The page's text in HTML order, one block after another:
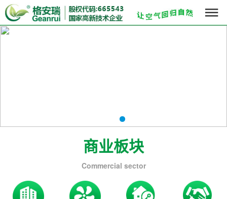

商业板块
Commercial sector